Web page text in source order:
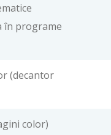
în programe
(decantor
color)